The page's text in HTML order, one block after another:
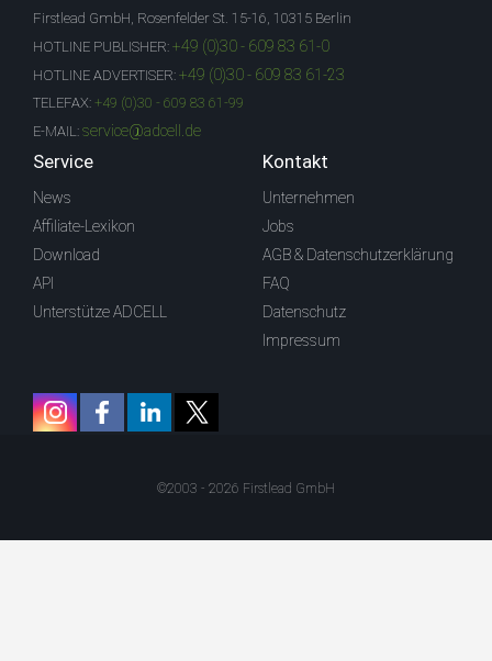
Firstlead GmbH, Rosenfelder St. 15-16, 10315 Berlin
HOTLINE PUBLISHER: +49 (0)30 - 609 83 61-0
HOTLINE ADVERTISER: +49 (0)30 - 609 83 61-23
TELEFAX: +49 (0)30 - 609 83 61-99
E-MAIL: service@adcell.de
Service
News
Affiliate-Lexikon
Download
API
Unterstütze ADCELL
Kontakt
Unternehmen
Jobs
AGB & Datenschutzerklärung
FAQ
Datenschutz
Impressum
©2003 - 2026 Firstlead GmbH